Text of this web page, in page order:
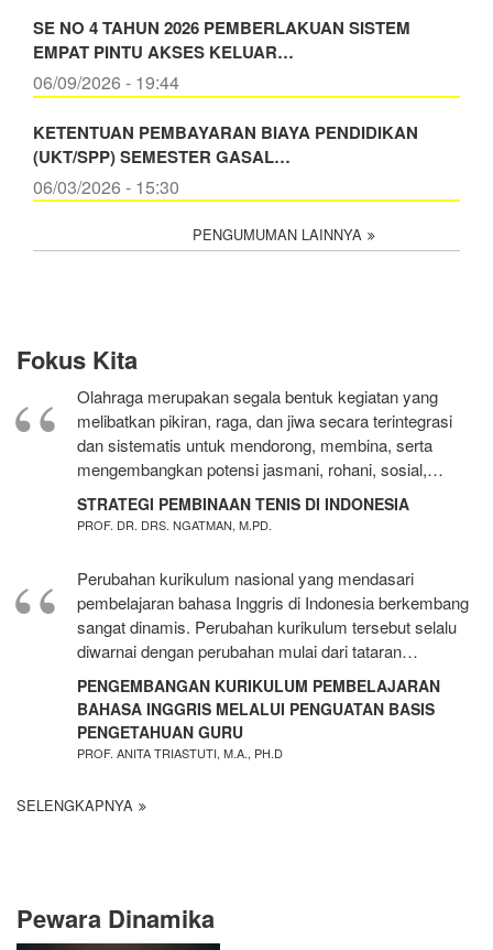
SE NO 4 TAHUN 2026 PEMBERLAKUAN SISTEM
EMPAT PINTU AKSES KELUAR…
06/09/2026 - 19:44
KETENTUAN PEMBAYARAN BIAYA PENDIDIKAN
(UKT/SPP) SEMESTER GASAL…
06/03/2026 - 15:30
PENGUMUMAN LAINNYA
Fokus Kita
Olahraga merupakan segala bentuk kegiatan yang
melibatkan pikiran, raga, dan jiwa secara terintegrasi
dan sistematis untuk mendorong, membina, serta
mengembangkan potensi jasmani, rohani, sosial,…
STRATEGI PEMBINAAN TENIS DI INDONESIA
PROF. DR. DRS. NGATMAN, M.PD.
Perubahan kurikulum nasional yang mendasari
pembelajaran bahasa Inggris di Indonesia berkembang
sangat dinamis. Perubahan kurikulum tersebut selalu
diwarnai dengan perubahan mulai dari tataran…
PENGEMBANGAN KURIKULUM PEMBELAJARAN
BAHASA INGGRIS MELALUI PENGUATAN BASIS
PENGETAHUAN GURU
PROF. ANITA TRIASTUTI, M.A., PH.D
SELENGKAPNYA
Pewara Dinamika